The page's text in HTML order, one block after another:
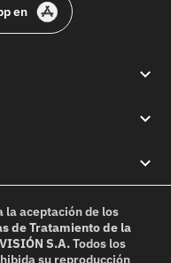
en
la aceptación de los
de Tratamiento de la
S.A.Todos los
su reproducción